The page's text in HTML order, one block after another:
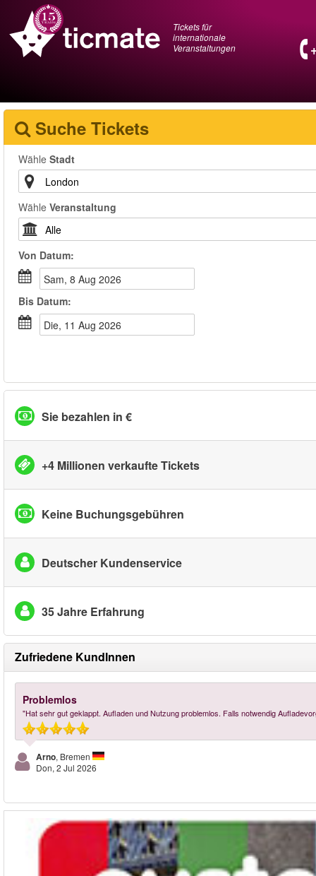
Tickets für
internationale
Veranstaltungen
Suche Tickets
Wähle Stadt
Wähle Veranstaltung
Von Datum:
Sam, 8 Aug 2026
Bis Datum:
Die, 11 Aug 2026
Sie bezahlen in €
+4 Millionen verkaufte Tickets
Keine Buchungsgebühren
Deutscher Kundenservice
35 Jahre Erfahrung
Zufriedene KundInnen
Problemlos
"Hat sehr gut geklappt. Aufladen und Nutzung problemlos. Falls notwendig
Arno, Bremen
Don, 2 Jul 2026